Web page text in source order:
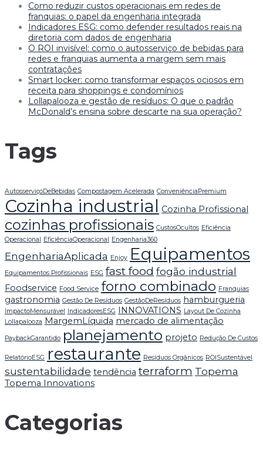
Como reduzir custos operacionais em redes de
franquias: o papel da engenharia integrada
Indicadores ESG: como defender resultados reais na
diretoria com dados de engenharia
O ROI invisível: como o autosserviço de bebidas para
redes e franquias aumenta a margem sem mais
contratações
Smart locker: como transformar espaços ociosos em
receita para shoppings e condomínios
Lollapalooza e gestão de resíduos: O que o padrão
McDonald’s ensina sobre descarte na sua operação?
Tags
AutosserviçoDeBebidas Compostagem Acelerada ConveniênciaPremium
Cozinha industrial Cozinha Profissional
cozinhas profissionais CustosOcultos Eficiência
Operacional
EficiênciaOperacional Engenharia360
EngenhariaAplicada Enjoy Equipamentos
Equipamentos Profissionais ESG fast food fogão industrial
Foodservice Food Service forno combinado Franquias
gastronomia Gestão De Resíduos GestãoDeResíduos hamburgueria
ImpactoMensurável IndicadoresESG INNOVATIONS Layout De Cozinha
Lollapalooza
MargemLíquida mercado de alimentação
PaybackGarantido planejamento projeto Redução De Custos
RelatórioESG restaurante Resíduos Orgânicos ROISustentável
sustentabilidade tendência terraform Topema
Topema Innovations
Categorias